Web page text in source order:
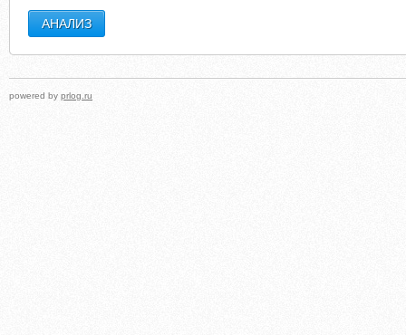
powered by prlog.ru